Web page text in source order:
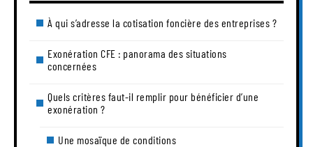
À qui s’adresse la cotisation foncière des entreprises ?
Exonération CFE : panorama des situations
concernées
Quels critères faut-il remplir pour bénéficier d’une
exonération ?
Une mosaïque de conditions